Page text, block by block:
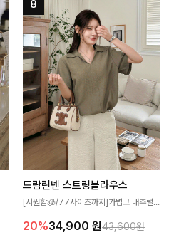
드람린넨 스트링블라우스
[시원함🧊/77사이즈까지]가볍고 내추럴
없는 슬릿 카라 디자인이 얼굴선을 더욱 시
20%34,900 원43,600원